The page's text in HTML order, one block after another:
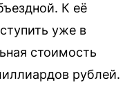
К её
уже в
стоимость
рублей.